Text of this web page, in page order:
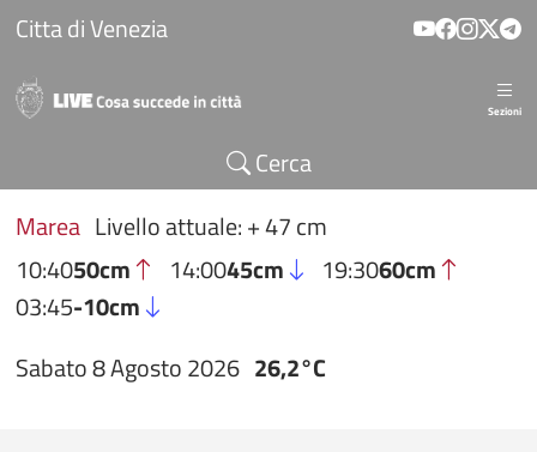
Salta al contenuto principale
Citta di Venezia
Sezioni
Cerca
Marea Livello attuale: + 47 cm
10:4050cm 14:0045cm 19:3060cm
03:45-10cm
Sabato 8 Agosto 2026 26,2°C